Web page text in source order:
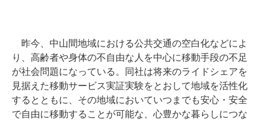
昨今、中山間地域における公共交通の空白化などによ
り、高齢者や身体の不自由な人を中心に移動手段の不足
が社会問題になっている。同社は将来のライドシェアを
見据えた移動サービス実証実験をとおして地域を活性化
するとともに、その地域においていつまでも安心・安全
で自由に移動することが可能な、心豊かな暮らしにつな